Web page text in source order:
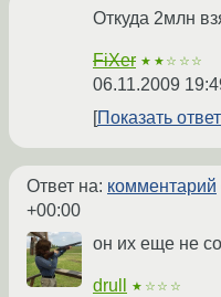
Откуда 2млн
FiXer ★★☆☆☆
06.11.2009
Показать ответ
Ответ на: комментарий
+00:00
он их еще не
drull ★☆☆☆